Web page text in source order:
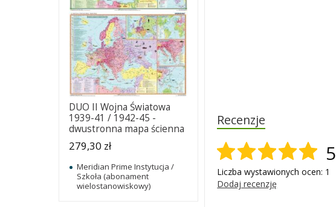
Recenzje
5
Liczba wystawionych ocen: 1
Dodaj recenzję
DUO II Wojna Światowa
1939-41 / 1942-45 -
dwustronna mapa ścienna
279,30 zł
Meridian Prime Instytucja /
Szkoła (abonament
wielostanowiskowy)